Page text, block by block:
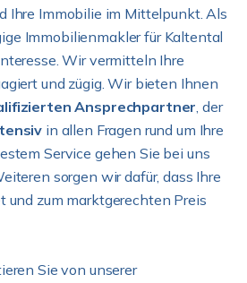
Ihre Immobilie im Mittelpunkt. Als
Immobilienmakler für Kaltental
Wir vermitteln Ihre
und zügig. Wir bieten Ihnen
Ansprechpartner, der
in allen Fragen rund um Ihre
Service gehen Sie bei uns
sorgen wir dafür, dass Ihre
und zum marktgerechten Preis
Sie von unserer